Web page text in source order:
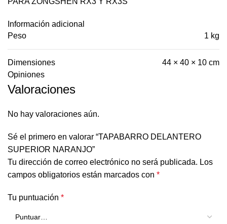
Información adicional
Peso
1 kg
Dimensiones
44 × 40 × 10 cm
Opiniones
Valoraciones
No hay valoraciones aún.
Sé el primero en valorar “TAPABARRO DELANTERO
SUPERIOR NARANJO”
Tu dirección de correo electrónico no será publicada. Los
campos obligatorios están marcados con *
Tu puntuación *